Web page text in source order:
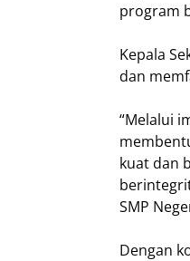
program
Kepala
dan
“Melalui
kuat dan
SMP
Dengan